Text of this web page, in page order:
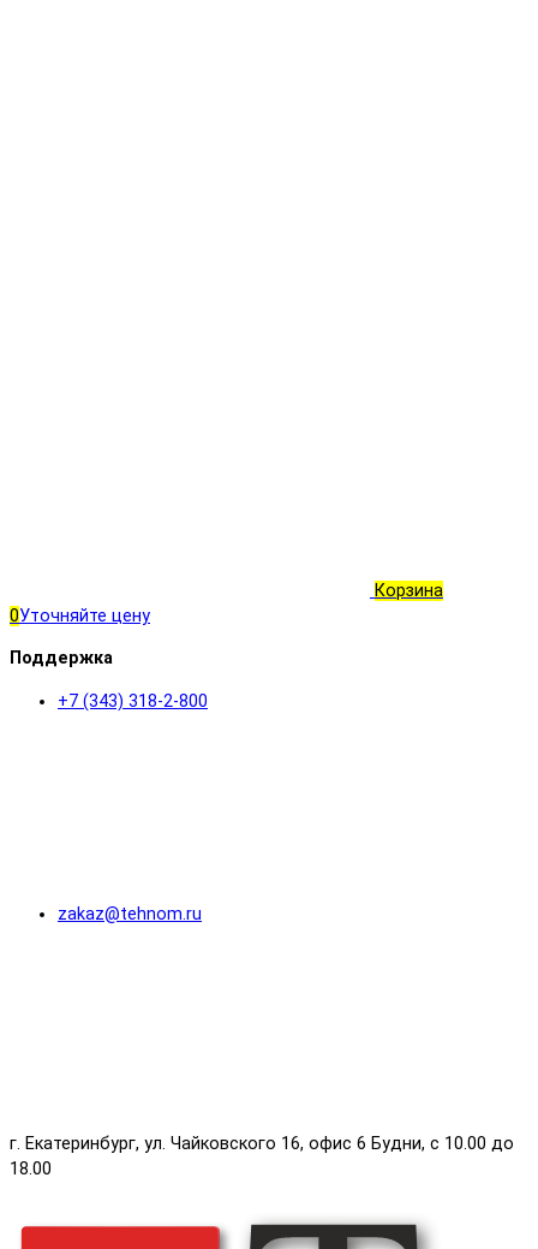
Корзина
0Уточняйте цену
Поддержка
+7 (343) 318-2-800
zakaz@tehnom.ru
г. Екатеринбург, ул. Чайковского 16, офис 6 Будни, с 10.00 до
18.00